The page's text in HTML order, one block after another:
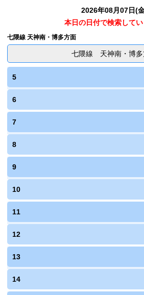
2026年08月07日(
本日の日付で検索してい
七隈線 天神南・博多方面
七隈線 天神南・博多
5
6
7
8
9
10
11
12
13
14